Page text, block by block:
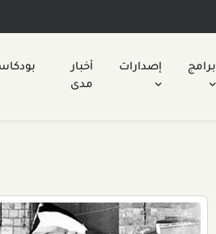
برامج إصدارات
أخبار
مدى